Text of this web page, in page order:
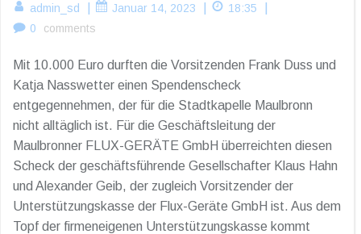
admin_sd Januar 14, 2023 18:35
0 comments
Mit 10.000 Euro durften die Vorsitzenden Frank Duss und
Katja Nasswetter einen Spendenscheck
entgegennehmen, der für die Stadtkapelle Maulbronn
nicht alltäglich ist. Für die Geschäftsleitung der
Maulbronner FLUX-GERÄTE GmbH überreichten diesen
Scheck der geschäftsführende Gesellschafter Klaus Hahn
und Alexander Geib, der zugleich Vorsitzender der
Unterstützungskasse der Flux-Geräte GmbH ist. Aus dem
Topf der firmeneigenen Unterstützungskasse kommt